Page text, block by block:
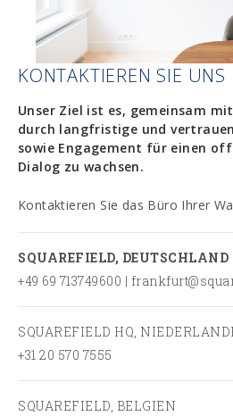
KARRIERE
KONTAKT
KONTAKTIEREN SIE UNS
Unser Ziel ist es, gemeinsam
durch langfristige und
sowie Engagement für einen
Dialog zu wachsen.
Kontaktieren Sie das Büro Ihrer
SQUAREFIELD, DEUTSCHLAND
+49 69 713749600 |
SQUAREFIELD HQ,
+31 20 570 7555
SQUAREFIELD, BELGIEN